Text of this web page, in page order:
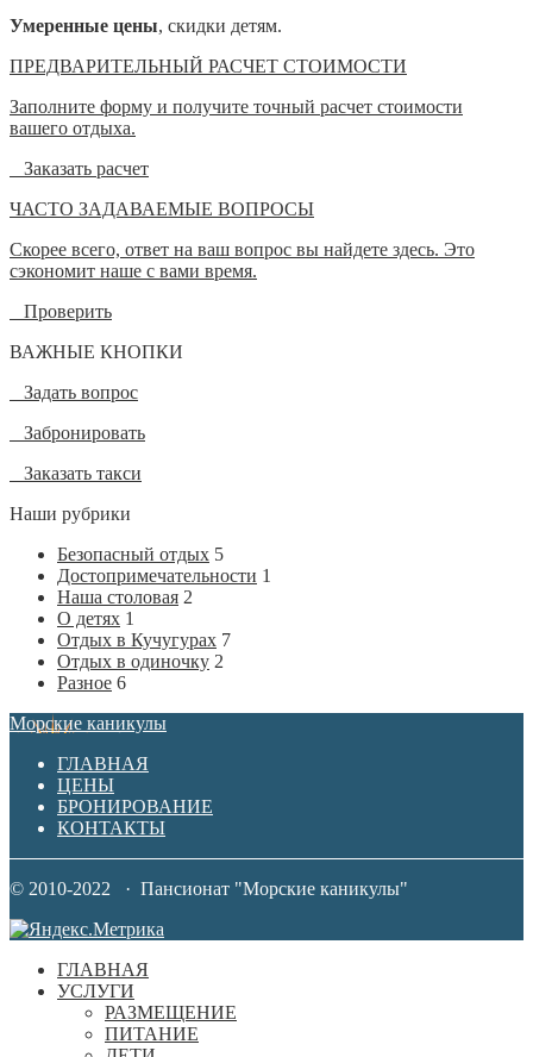
Умеренные цены, скидки детям.
ПРЕДВАРИТЕЛЬНЫЙ РАСЧЕТ СТОИМОСТИ
Заполните форму и получите точный расчет стоимости
вашего отдыха.
Заказать расчет
ЧАСТО ЗАДАВАЕМЫЕ ВОПРОСЫ
Скорее всего, ответ на ваш вопрос вы найдете здесь. Это
сэкономит наше с вами время.
Проверить
ВАЖНЫЕ КНОПКИ
Задать вопрос
Забронировать
Заказать такси
Наши рубрики
Безопасный отдых 5
Достопримечательности 1
Наша столовая 2
О детях 1
Отдых в Кучугурах 7
Отдых в одиночку 2
Разное 6
Морские каникулы
ГЛАВНАЯ
ЦЕНЫ
БРОНИРОВАНИЕ
КОНТАКТЫ
© 2010-2022 · Пансионат "Морские каникулы"
ГЛАВНАЯ
УСЛУГИ
РАЗМЕЩЕНИЕ
ПИТАНИЕ